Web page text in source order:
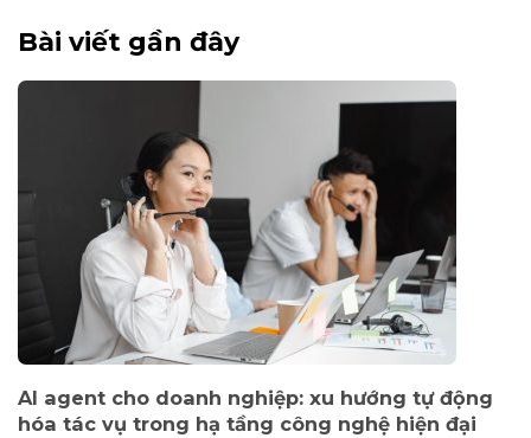
Bài viết gần đây
AI agent cho doanh nghiệp: xu hướng tự động
hóa tác vụ trong hạ tầng công nghệ hiện đại